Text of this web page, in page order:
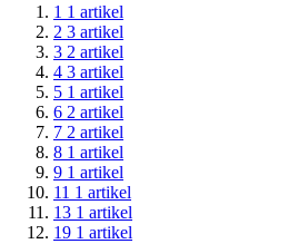
1 1 artikel
2 3 artikel
3 2 artikel
4 3 artikel
5 1 artikel
6 2 artikel
7 2 artikel
8 1 artikel
9 1 artikel
11 1 artikel
13 1 artikel
19 1 artikel